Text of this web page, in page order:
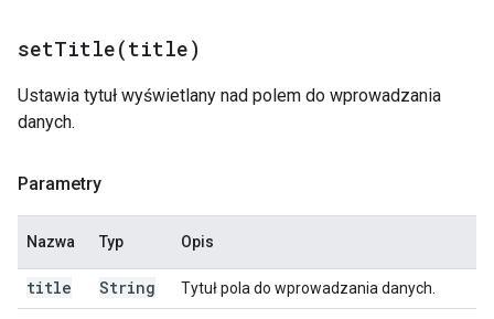
setTitle(title)
Ustawia tytuł wyświetlany nad polem do wprowadzania
danych.
Parametry
Nazwa Typ Opis
title String Tytuł pola do wprowadzania danych.